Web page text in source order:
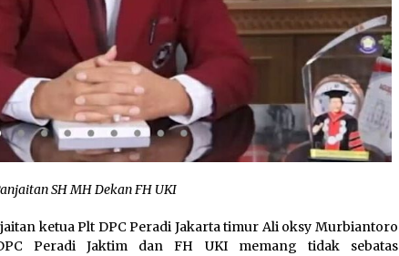
SH MH Dekan FH UKI
ketua Plt DPC Peradi Jakarta timur Ali oksy Murbiantoro
Peradi Jaktim dan FH UKI memang tidak sebatas